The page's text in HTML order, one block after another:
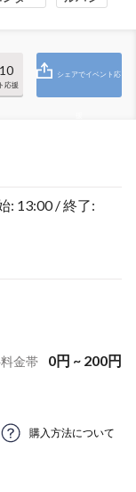
応援
シェアでイベント応
: 13:00 / 終了:
料金帯 0円 ~ 200円
購入方法について